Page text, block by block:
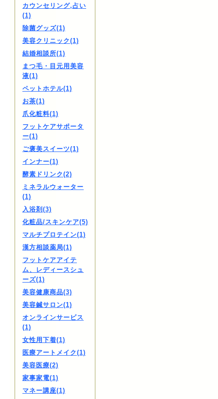
カウンセリング,占い
(1)
除菌グッズ(1)
美容クリニック(1)
結婚相談所(1)
まつ毛・目元用美容
液(1)
ペットホテル(1)
お茶(1)
爪化粧料(1)
フットケアサポータ
ー(1)
ご褒美スイーツ(1)
インナー(1)
酵素ドリンク(2)
ミネラルウォーター
(1)
入浴剤(3)
化粧品/スキンケア(5)
マルチプロテイン(1)
漢方相談薬局(1)
フットケアアイテ
ム、レディースシュ
ーズ(1)
美容健康商品(3)
美容鍼サロン(1)
オンラインサービス
(1)
女性用下着(1)
医療アートメイク(1)
美容医療(2)
家事家電(1)
マネー講座(1)